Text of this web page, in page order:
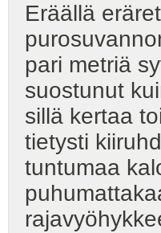
Eräällä
pari metriä
suostunut
sillä kertaa
tietysti
tuntumaa